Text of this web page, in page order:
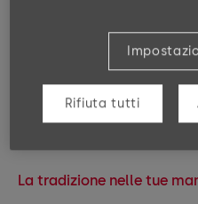
La tradizione nelle tue
Rifiuta tutti